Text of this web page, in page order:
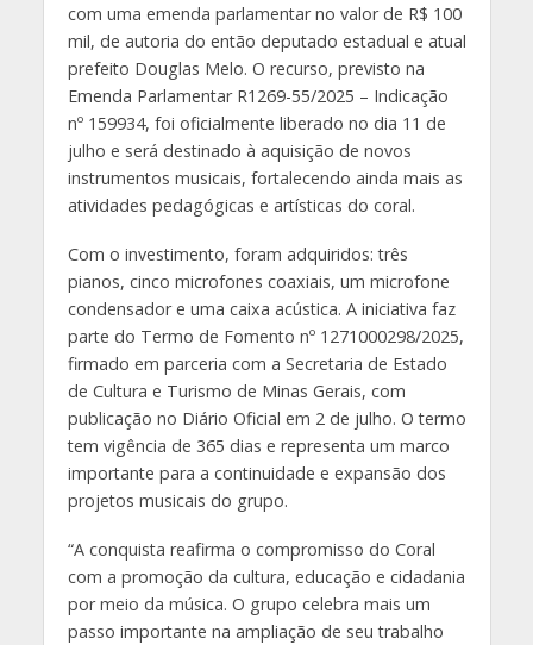
com uma emenda parlamentar no valor de R$ 100
mil, de autoria do então deputado estadual e atual
prefeito Douglas Melo. O recurso, previsto na
Emenda Parlamentar R1269-55/2025 – Indicação
nº 159934, foi oficialmente liberado no dia 11 de
julho e será destinado à aquisição de novos
instrumentos musicais, fortalecendo ainda mais as
atividades pedagógicas e artísticas do coral.
Com o investimento, foram adquiridos: três
pianos, cinco microfones coaxiais, um microfone
condensador e uma caixa acústica. A iniciativa faz
parte do Termo de Fomento nº 1271000298/2025,
firmado em parceria com a Secretaria de Estado
de Cultura e Turismo de Minas Gerais, com
publicação no Diário Oficial em 2 de julho. O termo
tem vigência de 365 dias e representa um marco
importante para a continuidade e expansão dos
projetos musicais do grupo.
“A conquista reafirma o compromisso do Coral
com a promoção da cultura, educação e cidadania
por meio da música. O grupo celebra mais um
passo importante na ampliação de seu trabalho